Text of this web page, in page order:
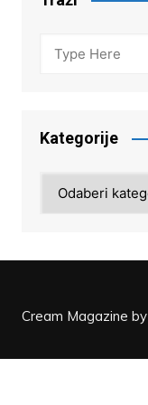
Kategorije
Cream Magazine by